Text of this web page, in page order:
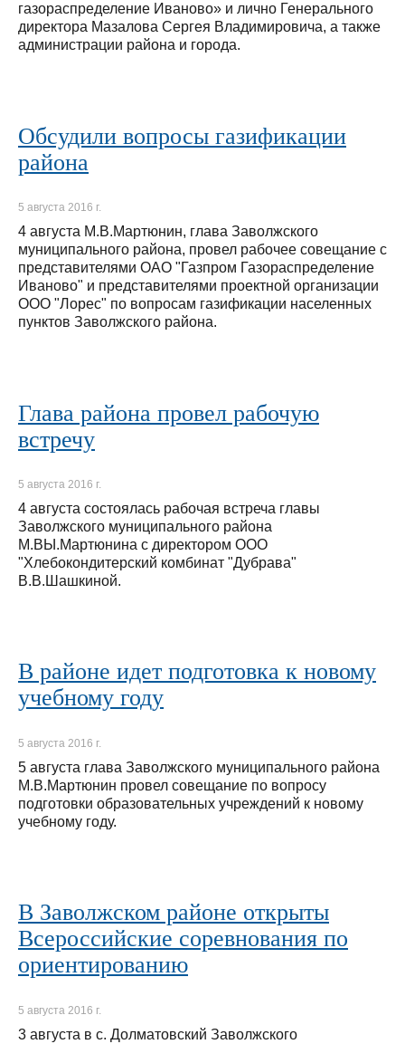
газораспределение Иваново» и лично Генерального
директора Мазалова Сергея Владимировича, а также
администрации района и города.
Обсудили вопросы газификации
района
5 августа 2016 г.
4 августа М.В.Мартюнин, глава Заволжского
муниципального района, провел рабочее совещание с
представителями ОАО "Газпром Газораспределение
Иваново" и представителями проектной организации
ООО "Лорес" по вопросам газификации населенных
пунктов Заволжского района.
Глава района провел рабочую
встречу
5 августа 2016 г.
4 августа состоялась рабочая встреча главы
Заволжского муниципального района
М.ВЫ.Мартюнина с директором ООО
"Хлебокондитерский комбинат "Дубрава"
В.В.Шашкиной.
В районе идет подготовка к новому
учебному году
5 августа 2016 г.
5 августа глава Заволжского муниципального района
М.В.Мартюнин провел совещание по вопросу
подготовки образовательных учреждений к новому
учебному году.
В Заволжском районе открыты
Всероссийские соревнования по
ориентированию
5 августа 2016 г.
3 августа в с. Долматовский Заволжского